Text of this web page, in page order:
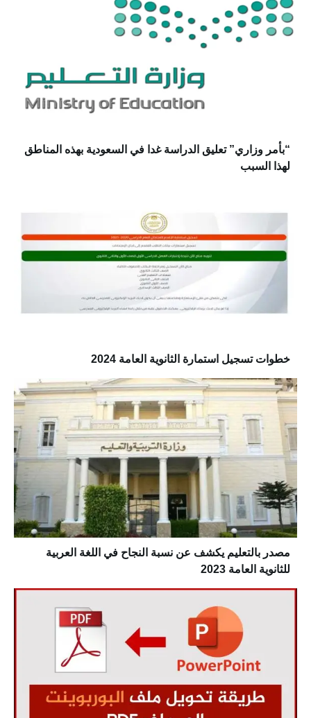
“بأمر وزاري” تعليق الدراسة غدا في السعودية بهذه المناطق
لهذا السبب
خطوات تسجيل استمارة الثانوية العامة 2024
مصدر بالتعليم يكشف عن نسبة النجاح في اللغة العربية
للثانوية العامة 2023